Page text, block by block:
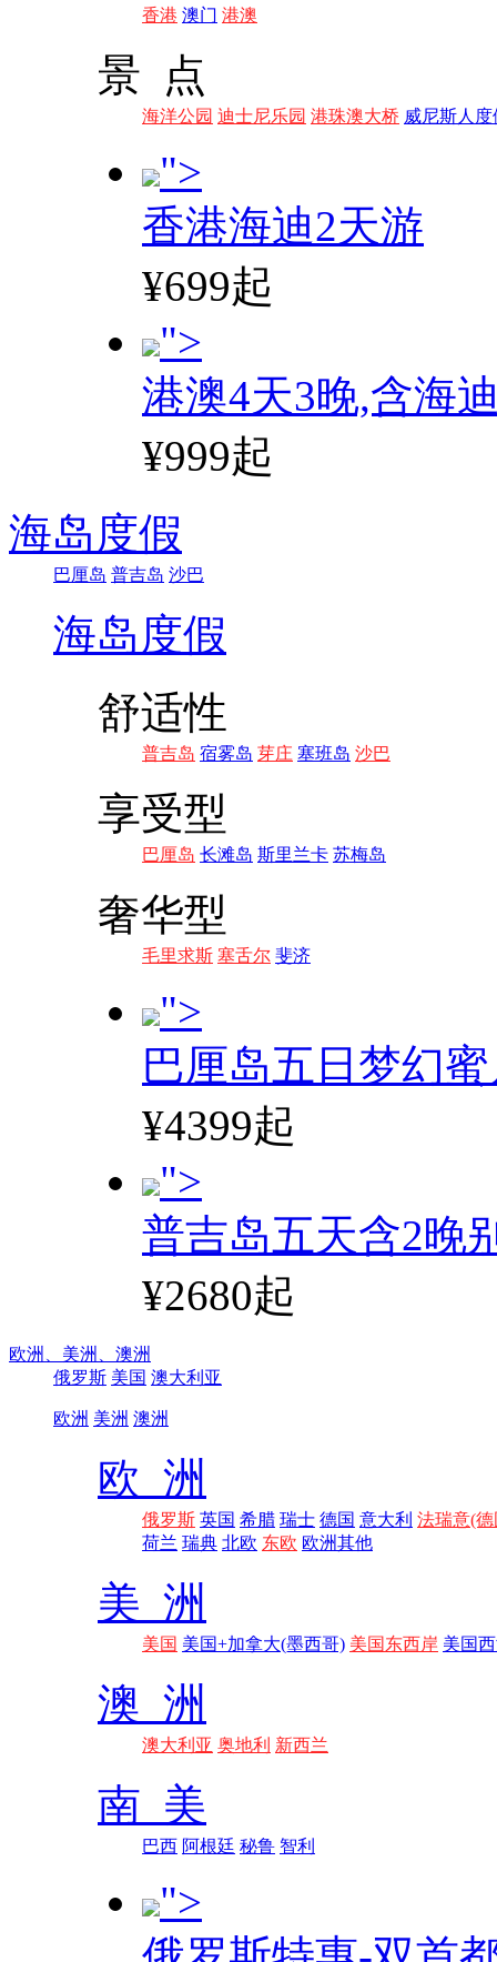
香港 澳门 港澳
景 点
海洋公园 迪士尼乐园 港珠澳大桥 威尼斯人度
">
香港海迪2天游
¥699起
">
港澳4天3晚,含海
¥999起
海岛度假
巴厘岛 普吉岛 沙巴
海岛度假
舒适性
普吉岛 宿雾岛 芽庄 塞班岛 沙巴
享受型
巴厘岛 长滩岛 斯里兰卡 苏梅岛
奢华型
毛里求斯 塞舌尔 斐济
">
巴厘岛五日梦幻
¥4399起
">
普吉岛五天含2晚
¥2680起
欧洲、 美洲、 澳洲
俄罗斯 美国 澳大利亚
欧洲 美洲 澳洲
欧 洲
俄罗斯 英国 希腊 瑞士 德国 意大利 法瑞意(德
荷兰 瑞典 北欧 东欧 欧洲其他
美 洲
美国 美国+加拿大(墨西哥) 美国东西岸 美国
澳 洲
澳大利亚 奥地利 新西兰
南 美
巴西 阿根廷 秘鲁 智利
">